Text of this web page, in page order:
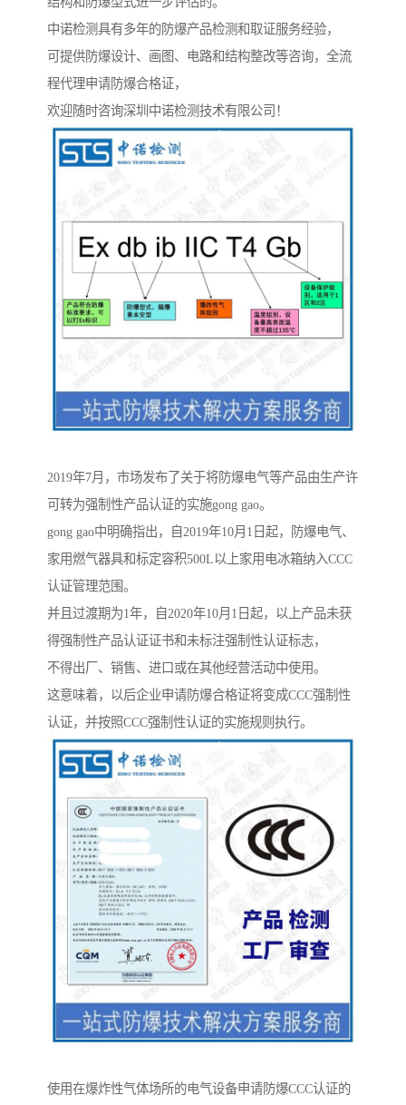
中诺检测具有多年的防爆产品检测和取证服务经验，
可提供防爆设计、画图、电路和结构整改等咨询，全流
程代理申请防爆合格证，
欢迎随时咨询深圳中诺检测技术有限公司！
2019年7月，市场发布了关于将防爆电气等产品由生产许
可转为强制性产品认证的实施gong gao。
gong gao中明确指出，自2019年10月1日起，防爆电气、
家用燃气器具和标定容积500L以上家用电冰箱纳入CCC
认证管理范围。
并且过渡期为1年，自2020年10月1日起，以上产品未获
得强制性产品认证证书和未标注强制性认证标志，
不得出厂、销售、进口或在其他经营活动中使用。
这意味着，以后企业申请防爆合格证将变成CCC强制性
认证，并按照CCC强制性认证的实施规则执行。
使用在爆炸性气体场所的电气设备申请防爆CCC认证的